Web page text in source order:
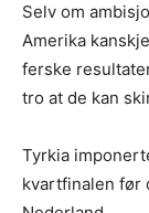
Selv om
Amerika
ferske
tro at de kan
Tyrkia
kvartfinalen før